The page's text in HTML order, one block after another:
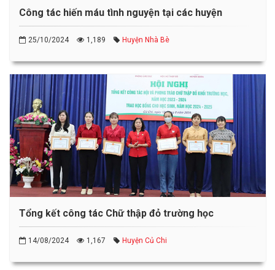
Công tác hiến máu tình nguyện tại các huyện
25/10/2024 1,189 Huyện Nhà Bè
Tổng kết công tác Chữ thập đỏ trường học
14/08/2024 1,167 Huyện Củ Chi